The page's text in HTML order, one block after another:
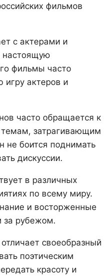
фильмов
с актерами и
настоящую
фильмы часто
игру актеров и
часто обращается к
затрагивающим
не боится поднимать
дискуссии.
в различных
по всему миру.
и восторженные
за рубежом.
своеобразный
поэтическим
красоту и